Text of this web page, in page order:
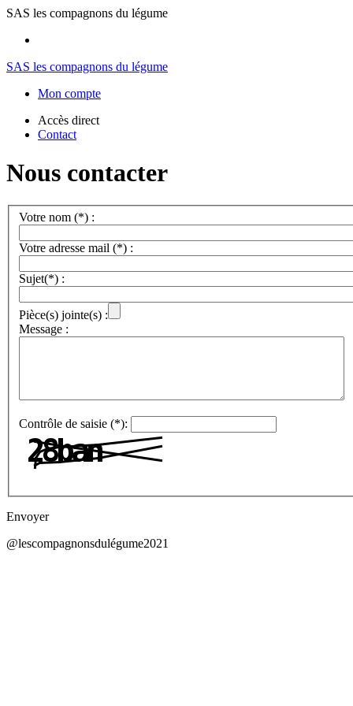
SAS les compagnons du légume
SAS les compagnons du légume
Mon compte
Accès direct
Contact
Nous contacter
Votre nom (*) :
Votre adresse mail (*) :
Sujet(*) :
Pièce(s) jointe(s) :
Message :
Contrôle de saisie (*):
Envoyer
@lescompagnonsdulégume2021